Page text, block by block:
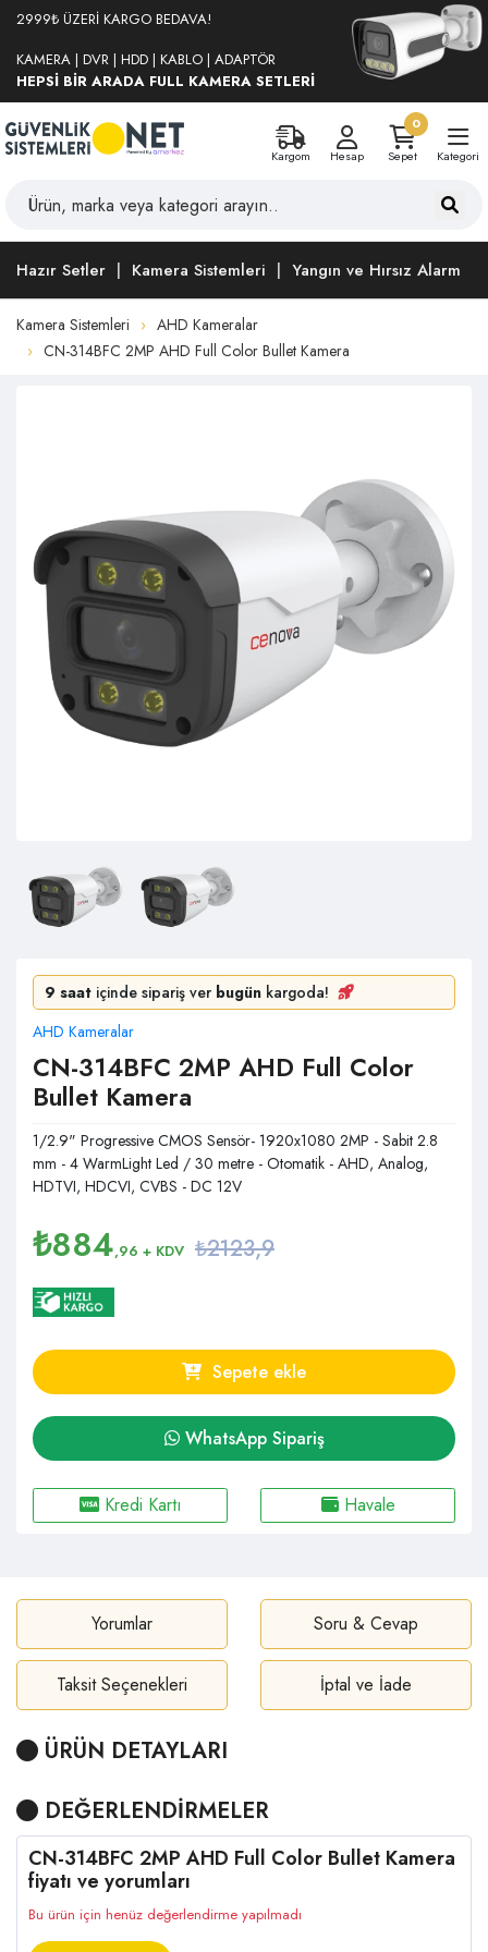
2999₺ ÜZERİ KARGO BEDAVA!
KAMERA | DVR | HDD | KABLO | ADAPTÖR
HEPSİ BİR ARADA FULL KAMERA SETLERİ
Kargom Hesap
0
Sepet
Kategori
Hazır Setler Kamera Sistemleri Yangın ve Hırsız Alarm
Kamera Sistemleri
AHD Kameralar
CN-314BFC 2MP AHD Full Color Bullet Kamera
9 saat içinde sipariş ver bugün kargoda!
AHD Kameralar
CN-314BFC 2MP AHD Full Color
Bullet Kamera
1/2.9" Progressive CMOS Sensör- 1920x1080 2MP - Sabit 2.8
mm - 4 WarmLight Led / 30 metre - Otomatik - AHD, Analog,
HDTVI, HDCVI, CVBS - DC 12V
₺884,96 + KDV ₺2123,9
Sepete ekle
WhatsApp Sipariş
Kredi Kartı Havale
Yorumlar Soru & Cevap
Taksit Seçenekleri İptal ve İade
ÜRÜN DETAYLARI
DEĞERLENDİRMELER
CN-314BFC 2MP AHD Full Color Bullet Kamera
fiyatı ve yorumları
Bu ürün için henüz değerlendirme yapılmadı